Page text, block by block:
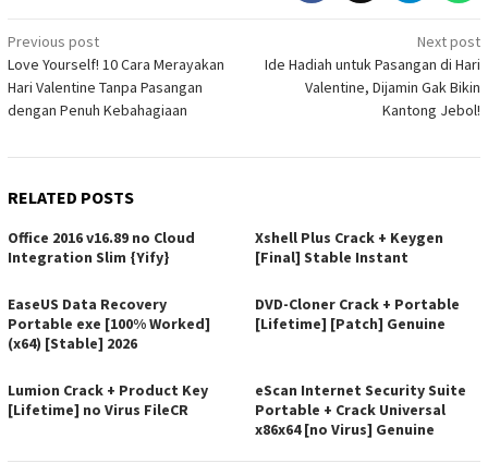
Post
navigation
Previous post
Love Yourself! 10 Cara Merayakan
Hari Valentine Tanpa Pasangan
dengan Penuh Kebahagiaan
Next post
Ide Hadiah untuk Pasangan di Hari
Valentine, Dijamin Gak Bikin
Kantong Jebol!
RELATED POSTS
Office 2016 v16.89 no Cloud
Integration Slim {Yify}
Xshell Plus Crack + Keygen
[Final] Stable Instant
EaseUS Data Recovery
Portable exe [100% Worked]
(x64) [Stable] 2026
DVD-Cloner Crack + Portable
[Lifetime] [Patch] Genuine
Lumion Crack + Product Key
[Lifetime] no Virus FileCR
eScan Internet Security Suite
Portable + Crack Universal
x86x64 [no Virus] Genuine